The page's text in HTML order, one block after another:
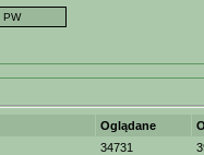
Oglądane
34731